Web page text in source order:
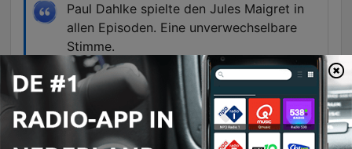
Paul Dahlke spielte den Jules Maigret in
allen Episoden. Eine unverwechselbare
Stimme.
01:00:09 · Der Sprecher würdigt die
schauspielerische Leistung von Paul Dahlke in
der Maigret-Serie.
Genau, unsere gepfiffene Kein Mucks